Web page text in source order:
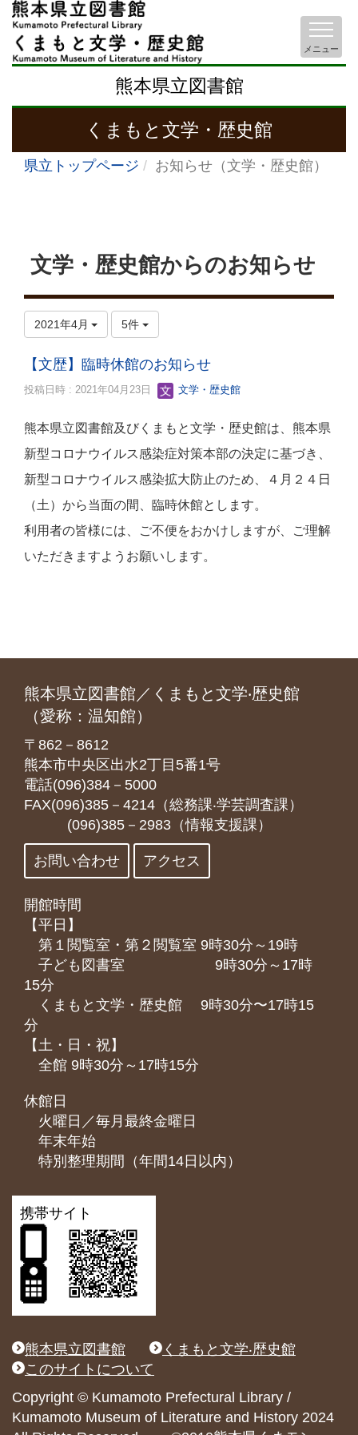
熊本県立図書館
くまもと文学・歴史館
メニュー
県立トップページ お知らせ（文学・歴史館）
文学・歴史館からのお知らせ
2021年4月 5件
【文歴】臨時休館のお知らせ
投稿日時 : 2021年04月23日 文学・歴史館
熊本県立図書館及びくまもと文学・歴史館は、熊本県
新型コロナウイルス感染症対策本部の決定に基づき、
新型コロナウイルス感染拡大防止のため、４月２４日
（土）から当面の間、臨時休館とします。
利用者の皆様には、ご不便をおかけしますが、ご理解
いただきますようお願いします。
熊本県立図書館／くまもと文学‧歴史館
（愛称：温知館）
〒862－8612
熊本市中央区出水2丁目5番1号
電話(096)384－5000
FAX(096)385－4214（総務課‧学芸調査課）
(096)385－2983（情報支援課）
お問い合わせ アクセス
開館時間
【平日】
第１閲覧室・第２閲覧室 9時30分～19時
子ども図書室 9時30分～17時
15分
くまもと⽂学・歴史館 9時30分〜17時15
分
【土・日・祝】
全館 9時30分～17時15分
休館日
火曜日／毎月最終金曜日
年末年始
特別整理期間（年間14日以内）
携帯サイト
熊本県立図書館
くまもと文学‧歴史館
このサイトについて
Copyright © Kumamoto Prefectural Library /
Kumamoto Museum of Literature and History 2024